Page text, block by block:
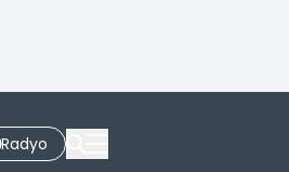
Radyo